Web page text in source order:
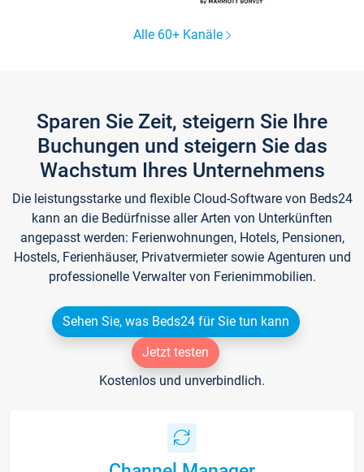
Alle 60+ Kanäle
Sparen Sie Zeit, steigern Sie Ihre
Buchungen und steigern Sie das
Wachstum Ihres Unternehmens
Die leistungsstarke und flexible Cloud-Software von Beds24
kann an die Bedürfnisse aller Arten von Unterkünften
angepasst werden: Ferienwohnungen, Hotels, Pensionen,
Hostels, Ferienhäuser, Privatvermieter sowie Agenturen und
professionelle Verwalter von Ferienimmobilien.
Sehen Sie, was Beds24 für Sie tun kann
Jetzt testen
Kostenlos und unverbindlich.